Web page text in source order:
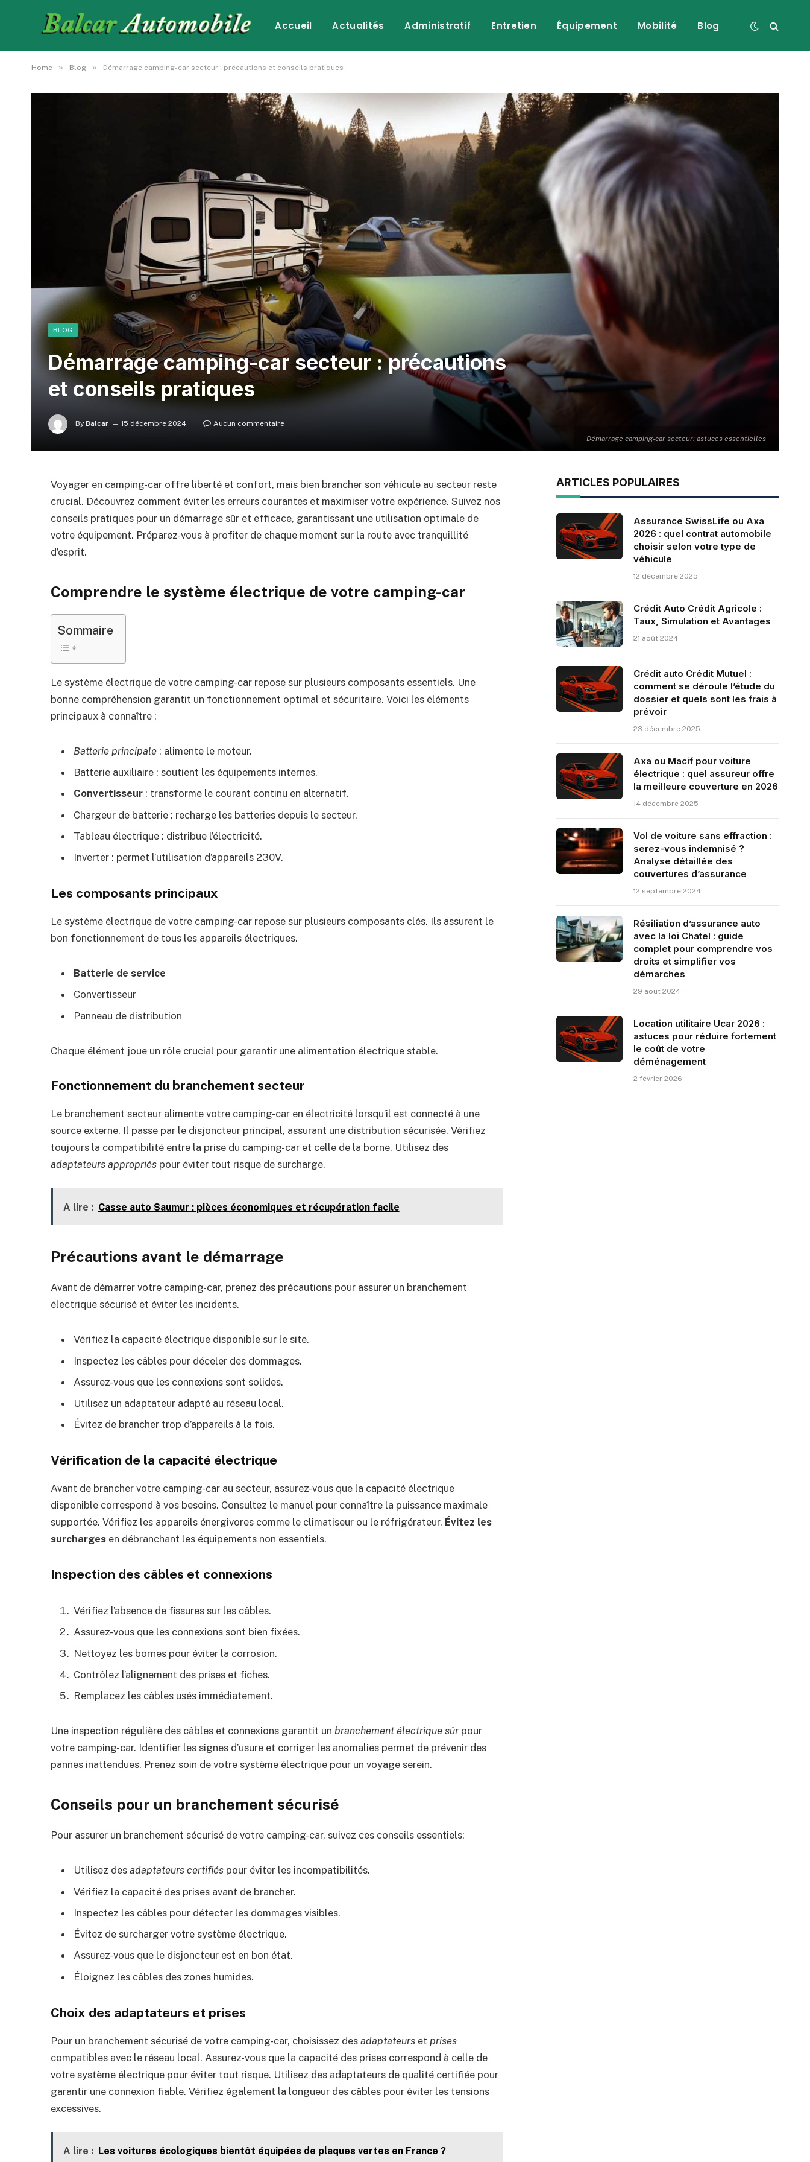
Accueil Actualités Administratif Entretien Équipement Mobilité Blog
Home » Blog » Démarrage camping-car secteur : précautions et conseils pratiques
Démarrage camping-car secteur: astuces essentielles
BLOG
Démarrage camping-car secteur : précautions
et conseils pratiques
By Balcar 15 décembre 2024 Aucun commentaire
Voyager en camping-car offre liberté et confort, mais bien brancher son véhicule au secteur reste
crucial. Découvrez comment éviter les erreurs courantes et maximiser votre expérience. Suivez nos
conseils pratiques pour un démarrage sûr et efficace, garantissant une utilisation optimale de
votre équipement. Préparez-vous à profiter de chaque moment sur la route avec tranquillité
d’esprit.
Comprendre le système électrique de votre camping-car
Sommaire
Le système électrique de votre camping-car repose sur plusieurs composants essentiels. Une
bonne compréhension garantit un fonctionnement optimal et sécuritaire. Voici les éléments
principaux à connaître :
Batterie principale : alimente le moteur.
Batterie auxiliaire : soutient les équipements internes.
Convertisseur : transforme le courant continu en alternatif.
Chargeur de batterie : recharge les batteries depuis le secteur.
Tableau électrique : distribue l’électricité.
Inverter : permet l’utilisation d’appareils 230V.
Les composants principaux
Le système électrique de votre camping-car repose sur plusieurs composants clés. Ils assurent le
bon fonctionnement de tous les appareils électriques.
Batterie de service
Convertisseur
Panneau de distribution
Chaque élément joue un rôle crucial pour garantir une alimentation électrique stable.
Fonctionnement du branchement secteur
Le branchement secteur alimente votre camping-car en électricité lorsqu’il est connecté à une
source externe. Il passe par le disjoncteur principal, assurant une distribution sécurisée. Vérifiez
toujours la compatibilité entre la prise du camping-car et celle de la borne. Utilisez des
adaptateurs appropriés pour éviter tout risque de surcharge.
A lire : Casse auto Saumur : pièces économiques et récupération facile
Précautions avant le démarrage
Avant de démarrer votre camping-car, prenez des précautions pour assurer un branchement
électrique sécurisé et éviter les incidents.
Vérifiez la capacité électrique disponible sur le site.
Inspectez les câbles pour déceler des dommages.
Assurez-vous que les connexions sont solides.
Utilisez un adaptateur adapté au réseau local.
Évitez de brancher trop d’appareils à la fois.
Vérification de la capacité électrique
Avant de brancher votre camping-car au secteur, assurez-vous que la capacité électrique
disponible correspond à vos besoins. Consultez le manuel pour connaître la puissance maximale
supportée. Vérifiez les appareils énergivores comme le climatiseur ou le réfrigérateur. Évitez les
surcharges en débranchant les équipements non essentiels.
Inspection des câbles et connexions
Vérifiez l’absence de fissures sur les câbles.
Assurez-vous que les connexions sont bien fixées.
Nettoyez les bornes pour éviter la corrosion.
Contrôlez l’alignement des prises et fiches.
Remplacez les câbles usés immédiatement.
Une inspection régulière des câbles et connexions garantit unbranchement électrique sûrpour
votre camping-car. Identifier les signes d’usure et corriger les anomalies permet de prévenir des
pannes inattendues. Prenez soin de votre système électrique pour un voyage serein.
Conseils pour un branchement sécurisé
Pour assurer un branchement sécurisé de votre camping-car, suivez ces conseils essentiels:
Utilisez desadaptateurs certifiés pour éviter les incompatibilités.
Vérifiez la capacité des prises avant de brancher.
Inspectez les câbles pour détecter les dommages visibles.
Évitez de surcharger votre système électrique.
Assurez-vous que le disjoncteur est en bon état.
Éloignez les câbles des zones humides.
Choix des adaptateurs et prises
Pour un branchement sécurisé de votre camping-car, choisissez desadaptateurs et prises
compatibles avec le réseau local. Assurez-vous que la capacité des prises correspond à celle de
votre système électrique pour éviter tout risque. Utilisez des adaptateurs de qualité certifiée pour
garantir une connexion fiable. Vérifiez également la longueur des câbles pour éviter les tensions
excessives.
A lire : Les voitures écologiques bientôt équipées de plaques vertes en France ?
ARTICLES POPULAIRES
Assurance SwissLife ou Axa
2026 : quel contrat automobile
choisir selon votre type de
véhicule
12 décembre 2025
Crédit Auto Crédit Agricole :
Taux, Simulation et Avantages
21 août 2024
Crédit auto Crédit Mutuel :
comment se déroule l’étude du
dossier et quels sont les frais à
prévoir
23 décembre 2025
Axa ou Macif pour voiture
électrique : quel assureur offre
la meilleure couverture en 2026
14 décembre 2025
Vol de voiture sans effraction :
serez-vous indemnisé ?
Analyse détaillée des
couvertures d’assurance
12 septembre 2024
Résiliation d’assurance auto
avec la loi Chatel : guide
complet pour comprendre vos
droits et simplifier vos
démarches
29 août 2024
Location utilitaire Ucar 2026 :
astuces pour réduire fortement
le coût de votre
déménagement
2 février 2026